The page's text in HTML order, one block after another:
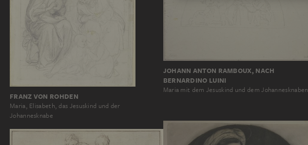
FRANZ VON ROHDEN
Maria, Elisabeth, das Jesuskind und der
Johannesknabe
JOHANN ANTON RAMBOUX, NACH
BERNARDINO LUINI
Maria mit dem Jesuskind und dem Johannesknaben